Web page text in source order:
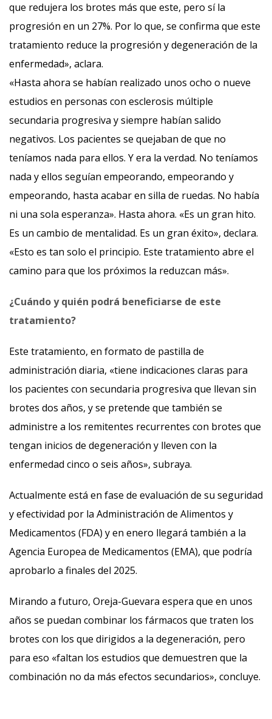
que redujera los brotes más que este, pero sí la
progresión en un 27%. Por lo que, se confirma que este
tratamiento reduce la progresión y degeneración de la
enfermedad», aclara.
«Hasta ahora se habían realizado unos ocho o nueve
estudios en personas con esclerosis múltiple
secundaria progresiva y siempre habían salido
negativos. Los pacientes se quejaban de que no
teníamos nada para ellos. Y era la verdad. No teníamos
nada y ellos seguían empeorando, empeorando y
empeorando, hasta acabar en silla de ruedas. No había
ni una sola esperanza». Hasta ahora. «Es un gran hito.
Es un cambio de mentalidad. Es un gran éxito», declara.
«Esto es tan solo el principio. Este tratamiento abre el
camino para que los próximos la reduzcan más».
¿Cuándo y quién podrá beneficiarse de este
tratamiento?
Este tratamiento, en formato de pastilla de
administración diaria, «tiene indicaciones claras para
los pacientes con secundaria progresiva que llevan sin
brotes dos años, y se pretende que también se
administre a los remitentes recurrentes con brotes que
tengan inicios de degeneración y lleven con la
enfermedad cinco o seis años», subraya.
Actualmente está en fase de evaluación de su seguridad
y efectividad por la Administración de Alimentos y
Medicamentos (FDA) y en enero llegará también a la
Agencia Europea de Medicamentos (EMA), que podría
aprobarlo a finales del 2025.
Mirando a futuro, Oreja-Guevara espera que en unos
años se puedan combinar los fármacos que traten los
brotes con los que dirigidos a la degeneración, pero
para eso «faltan los estudios que demuestren que la
combinación no da más efectos secundarios», concluye.